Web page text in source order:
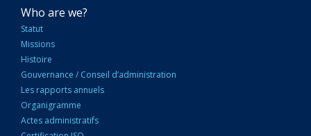
NAVIGATION
PRINCIPALE
Who are we?
Statut
Missions
Histoire
Gouvernance / Conseil d’administration
Les rapports annuels
Organigramme
Actes administratifs